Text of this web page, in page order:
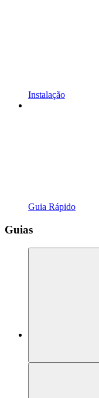
Instalação
Guia Rápido
Guias